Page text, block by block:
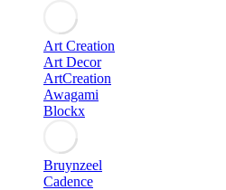
Art Creation
Art Decor
ArtCreation
Awagami
Blockx
Bruynzeel
Cadence